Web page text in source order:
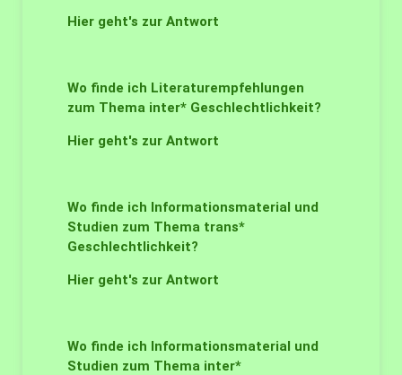
Hier geht's zur Antwort
Wo finde ich Literaturempfehlungen
zum Thema inter* Geschlechtlichkeit?
Hier geht's zur Antwort
Wo finde ich Informationsmaterial und
Studien zum Thema trans*
Geschlechtlichkeit?
Hier geht's zur Antwort
Wo finde ich Informationsmaterial und
Studien zum Thema inter*